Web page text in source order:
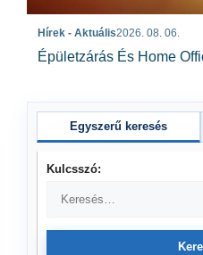
Hírek - Aktuális2026. 08. 06.
Épületzárás És Home
Egyszerű keresés
Kulcsszó: